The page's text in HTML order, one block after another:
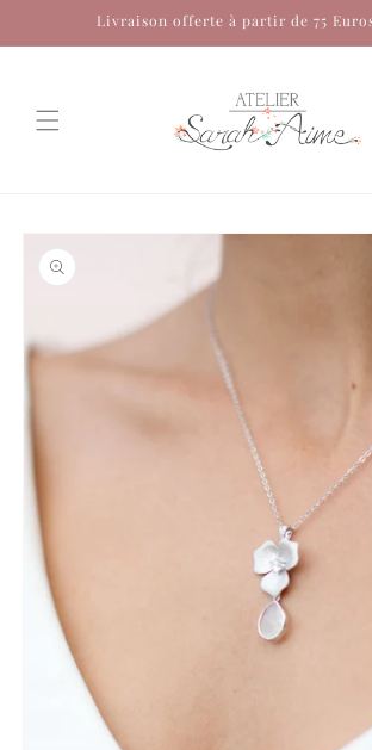
au
Livraison offerte à partir de 75
Passer aux
informations
produits